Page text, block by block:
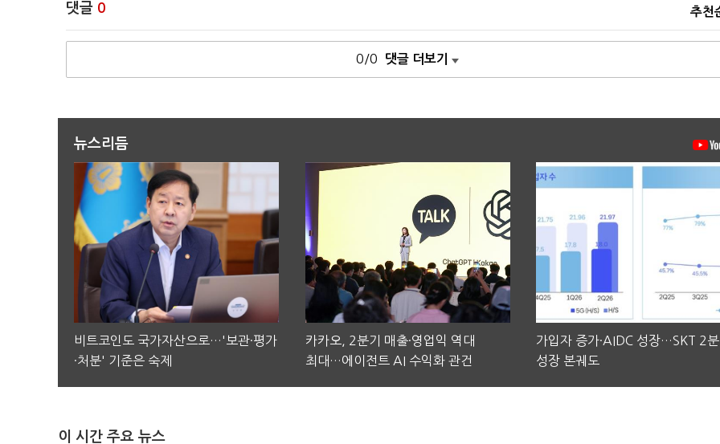
댓글 0 추천
0/0 댓글 더보기
뉴스리듬
비트코인도 국가자산으로…'보관·평가
·처분' 기준은 숙제
카카오, 2분기 매출·영업익 역대
최대…에이전트 AI 수익화 관건
가입자 증가·AIDC 성장…SKT 2
성장 본궤도
이 시간 주요 뉴스